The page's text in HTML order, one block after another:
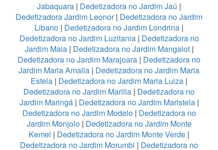
Jabaquara | Dedetizadora no Jardim Jaú |
Dedetizadora Jardim Leonor| Dedetizadora no Jardim
Libano | Dedetizadora no Jardim Londrina |
Dedetizadora no Jardim Luzitania| Dedetizadora no
Jardim Maia| Dedetizadora no Jardim Mangalot|
Dedetizadora no Jardim Marajoara | Dedetizadora no
Jardim Maria Amalia | Dedetizadora no Jardim Maria
Estela | Dedetizadora no Jardim Maria Luiza |
Dedetizadora no Jardim Marilia | Dedetizadora no
Jardim Maringá| Dedetizadora no Jardim Maristela|
Dedetizadora no Jardim Modelo| Dedetizadora no
Jardim Monjolo| Dedetizadora no Jardim Monte
Kemel | Dedetizadora no Jardim Monte Verde |
Dedetizadora no Jardim Morumbi | Dedetizadora no